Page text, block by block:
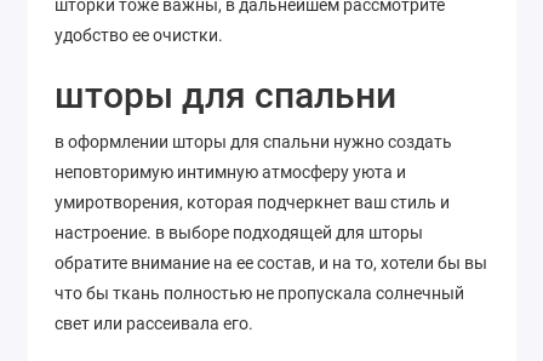
шторки тоже важны, в дальнейшем рассмотрите
удобство ее очистки.
шторы для спальни
в оформлении шторы для спальни нужно создать
неповторимую интимную атмосферу уюта и
умиротворения, которая подчеркнет ваш стиль и
настроение. в выборе подходящей для шторы
обратите внимание на ее состав, и на то, хотели бы вы
что бы ткань полностью не пропускала солнечный
свет или рассеивала его.